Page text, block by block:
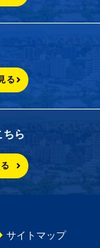
る
ちら
サイトマップ